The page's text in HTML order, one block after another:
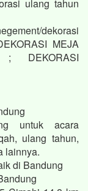
ulang tahun
dekorasi
MEJA
; DEKORASI
untuk acara
ulang tahun,
lainnya.
di Bandung